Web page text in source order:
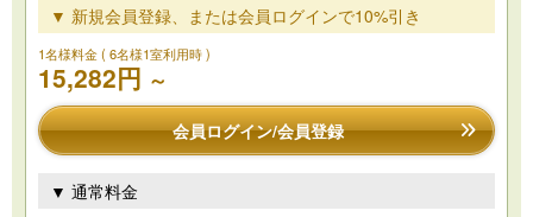
▼ 新規会員登録、または会員ログインで10%引き
1名様料金( 6名様1室利用時 )
15,282円 ～
会員ログイン/会員登録
▼ 通常料金